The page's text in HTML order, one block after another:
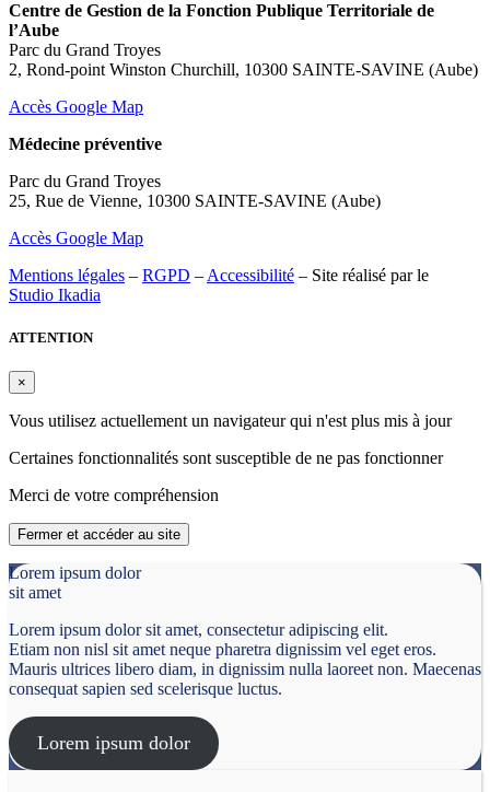
Centre de Gestion de la Fonction Publique Territoriale de
l’Aube
Parc du Grand Troyes
2, Rond-point Winston Churchill, 10300 SAINTE-SAVINE (Aube)
Accès Google Map
Médecine préventive
Parc du Grand Troyes
25, Rue de Vienne, 10300 SAINTE-SAVINE (Aube)
Accès Google Map
Mentions légales – RGPD – Accessibilité – Site réalisé par le
Studio Ikadia
ATTENTION
×
Vous utilisez actuellement un navigateur qui n'est plus mis à jour
Certaines fonctionnalités sont susceptible de ne pas fonctionner
Merci de votre compréhension
Fermer et accéder au site
Lorem ipsum dolor
sit amet
Lorem ipsum dolor sit amet, consectetur adipiscing elit.
Etiam non nisl sit amet neque pharetra dignissim vel eget eros.
Mauris ultrices libero diam, in dignissim nulla laoreet non. Maecenas
consequat sapien sed scelerisque luctus.
Lorem ipsum dolor